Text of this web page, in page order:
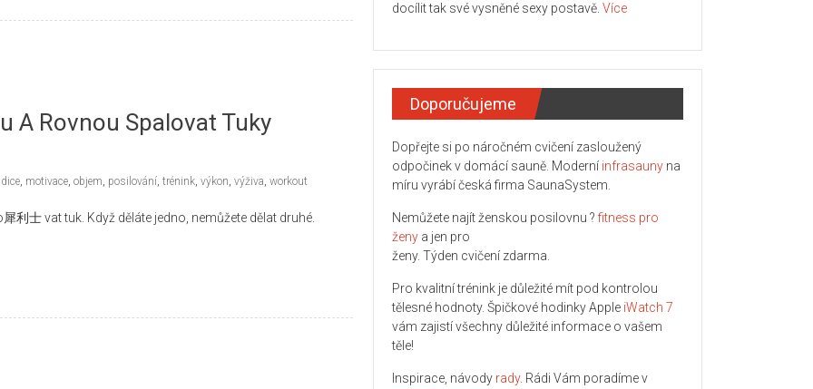
A Rovnou Spalovat Tuky
, motivace, objem, posilování, trénink, výkon, výživa, workout
利士 vat tuk. Když děláte jedno, nemůžete dělat druhé.
docílit tak své vysněné sexy postavě. Více
Doporučujeme
Dopřejte si po náročném cvičení zasloužený
odpočinek v domácí sauně. Moderní infrasauny na
míru vyrábí česká firma SaunaSystem.
Nemůžete najít ženskou posilovnu ?fitness pro
ženy a jen pro
ženy. Týden cvičení zdarma.
Pro kvalitní trénink je důležité mít pod kontrolou
tělesné hodnoty. Špičkové hodinky Apple iWatch 7
vám zajistí všechny důležité informace o vašem
těle!
Inspirace, návody rady. Rádi Vám poradíme v